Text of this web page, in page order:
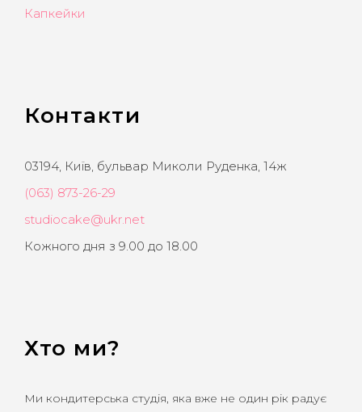
Капкейки
Контакти
03194, Київ, бульвар Миколи Руденка, 14ж
(063) 873-26-29
studiocake@ukr.net
Кожного дня з 9.00 до 18.00
Хто ми?
Ми кондитерська студія, яка вже не один рік радує